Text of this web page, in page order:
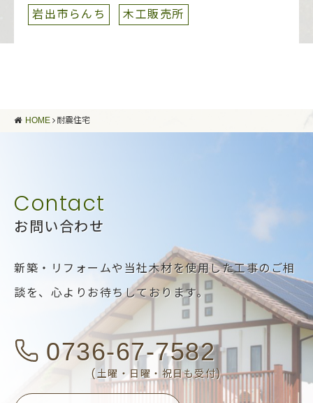
岩出市らんち
木工販売所
HOME 耐震住宅
お問い合わせ
新築・リフォームや当社木材を使用した工事のご相
談を、 心よりお待ちしております。
0736-67-7582
(土曜・日曜・祝日も受付)